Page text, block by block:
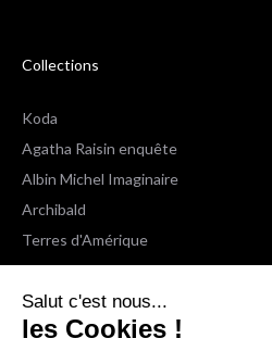
Salut c'est nous...
les Cookies !
Collections
Koda
Agatha Raisin enquête
Albin Michel Imaginaire
Archibald
Terres d'Amérique
Espaces Libres Poche
NOX
Wiz